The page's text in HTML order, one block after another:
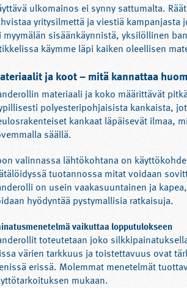
ulkomainos ei synny sattumalta.
yritysilmettä ja viestiä
myymälän sisäänkäynnistä, yksilöllinen
käymme läpi kaiken oleellisen
ja koot – mitä kannattaa
materiaali ja koko määrittävät
polyesteripohjaisista kankaista,
kankaat läpäisevät ilmaa,
säällä.
valinnassa lähtökohtana on
tuotannossa mitat voidaan
on usein vaakasuuntainen ja
hyödyntää pystymallisia ratkaisuja.
vaikuttaa lopputulokseen
toteutetaan joko
värien tarkkuus ja toistettavuus ovat
erissä. Molemmat menetelmät
mukaan.